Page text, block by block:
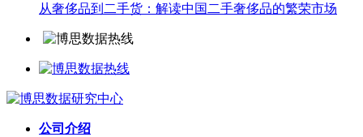
从奢侈品到二手货：解读中国二手奢侈品的繁荣市场
公司介绍